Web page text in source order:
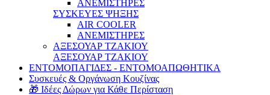
ΑΝΕΜΙΣΤΗΡΕΣ
ΣΥΣΚΕΥΕΣ ΨΗΞΗΣ
AIR COOLER
ΑΝΕΜΙΣΤΗΡΕΣ
ΑΞΕΣΟΥΑΡ ΤΖΑΚΙΟΥ
ΑΞΕΣΟΥΑΡ ΤΖΑΚΙΟΥ
ΕΝΤΟΜΟΠΑΓΙΔΕΣ - ΕΝΤΟΜΟΑΠΩΘΗΤΙΚΑ
Συσκευές & Οργάνωση Κουζίνας
🎁 Ιδέες Δώρων για Κάθε Περίσταση